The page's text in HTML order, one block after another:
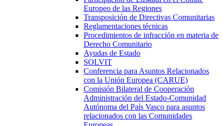
Europeo de las Regiones
Transposición de Directivas Comunitarias
Reglamentaciones técnicas
Procedimientos de infracción en materia de
Derecho Comunitario
Ayudas de Estado
SOLVIT
Conferencia para Asuntos Relacionados
con la Unión Europea (CARUE)
Comisión Bilateral de Cooperación
Administración del Estado-Comunidad
Autónoma del País Vasco para asuntos
relacionados con las Comunidades